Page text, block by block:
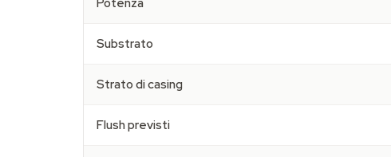
Potenza
Substrato
Strato di casing
Flush previsti